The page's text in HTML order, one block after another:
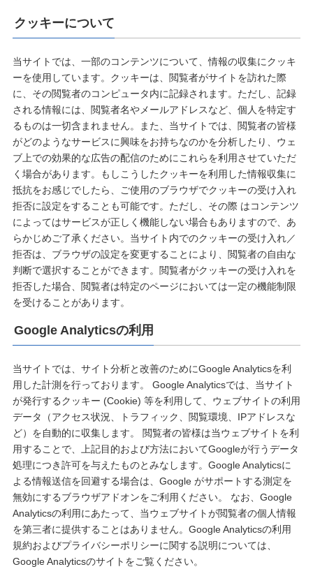
クッキーについて
当サイトでは、一部のコンテンツについて、情報の収集にクッキ
ーを使用しています。クッキーは、閲覧者がサイトを訪れた際
に、その閲覧者のコンピュータ内に記録されます。ただし、記録
される情報には、閲覧者名やメールアドレスなど、個人を特定す
るものは一切含まれません。また、当サイトでは、閲覧者の皆様
がどのようなサービスに興味をお持ちなのかを分析したり、ウェ
ブ上での効果的な広告の配信のためにこれらを利用させていただ
く場合があります。もしこうしたクッキーを利用した情報収集に
抵抗をお感じでしたら、ご使用のブラウザでクッキーの受け入れ
拒否に設定をすることも可能です。ただし、その際 はコンテンツ
によってはサービスが正しく機能しない場合もありますので、あ
らかじめご了承ください。当サイト内でのクッキーの受け入れ／
拒否は、ブラウザの設定を変更することにより、閲覧者の自由な
判断で選択することができます。閲覧者がクッキーの受け入れを
拒否した場合、閲覧者は特定のページにおいては一定の機能制限
を受けることがあります。
Google Analyticsの利用
当サイトでは、サイト分析と改善のためにGoogle Analyticsを利
用した計測を行っております。 Google Analyticsでは、当サイト
が発行するクッキー (Cookie) 等を利用して、ウェブサイトの利用
データ（アクセス状況、トラフィック、閲覧環境、IPアドレスな
ど）を自動的に収集します。 閲覧者の皆様は当ウェブサイトを利
用することで、上記目的および方法においてGoogleが行うデータ
処理につき許可を与えたものとみなします。Google Analyticsに
よる情報送信を回避する場合は、Google がサポートする測定を
無効にするブラウザアドオンをご利用ください。 なお、Google
Analyticsの利用にあたって、当ウェブサイトが閲覧者の個人情報
を第三者に提供することはありません。Google Analyticsの利用
規約およびプライバシーポリシーに関する説明については、
Google Analyticsのサイトをご覧ください。